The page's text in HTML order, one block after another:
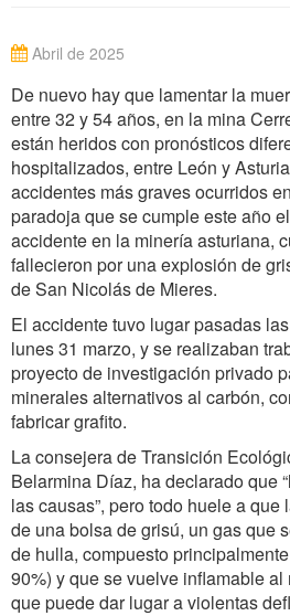
Abril de 2025
De nuevo hay que lamentar la
entre 32 y 54 años, en la mina
están heridos con pronósticos
hospitalizados, entre León y
accidentes más graves ocurridos
paradoja que se cumple este año
accidente en la minería asturiana,
fallecieron por una explosión de
de San Nicolás de Mieres.
El accidente tuvo lugar pasadas
lunes 31 marzo, y se realizaban
proyecto de investigación privado
minerales alternativos al carbón,
fabricar grafito.
La consejera de Transición
Belarmina Díaz, ha declarado que
las causas”, pero todo huele a
de una bolsa de grisú, un gas que
de hulla, compuesto
90%) y que se vuelve inflamable
que puede dar lugar a violentas